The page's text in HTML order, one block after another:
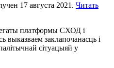
17 августа 2021. Читать
платформы СХОД і
выказваем заклапочанасць і
сітуацыяй у